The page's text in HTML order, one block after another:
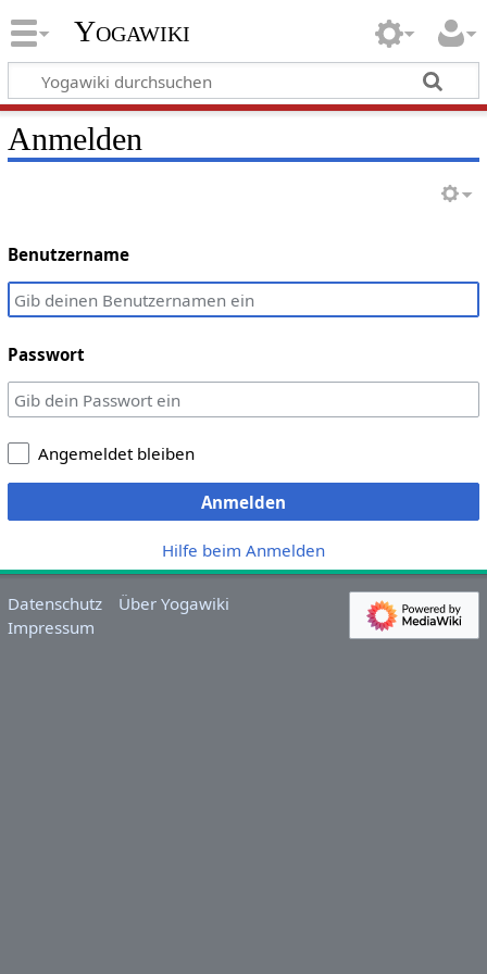
Yogawiki
Anmelden
Benutzername
Passwort
Angemeldet bleiben
Anmelden
Hilfe beim Anmelden
Datenschutz
Über Yogawiki
Impressum